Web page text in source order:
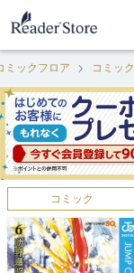
ミックフロア コミック
コミック